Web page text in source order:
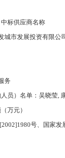
中标供应商名称
城市发展投资有限公
务
员）名单：吴晓莹,
万元）
号、国家